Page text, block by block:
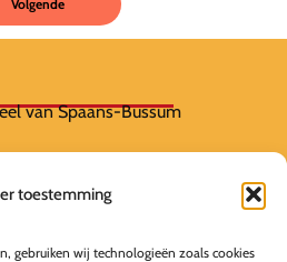
toestemming
gebruiken wij technologieën zoals cookies
van Spaans-Bussum